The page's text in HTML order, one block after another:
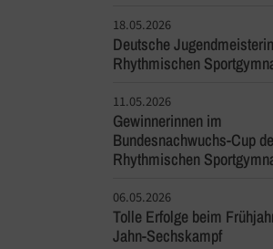
18.05.2026
Deutsche
Rhythmischen
11.05.2026
Gewinnerinnen im
Bundesnachwuchs-Cup
Rhythmischen
06.05.2026
Tolle Erfolge beim
Jahn-Sechskampf